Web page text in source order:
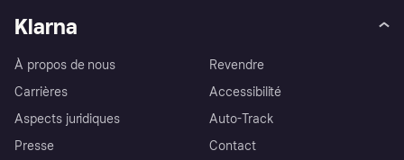
Klarna
À propos de nous
Carrières
Aspects juridiques
Presse
Revendre
Accessibilité
Auto-Track
Contact